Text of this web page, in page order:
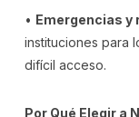
• Emergencias y
instituciones para
difícil acceso.
Por Qué Elegir a